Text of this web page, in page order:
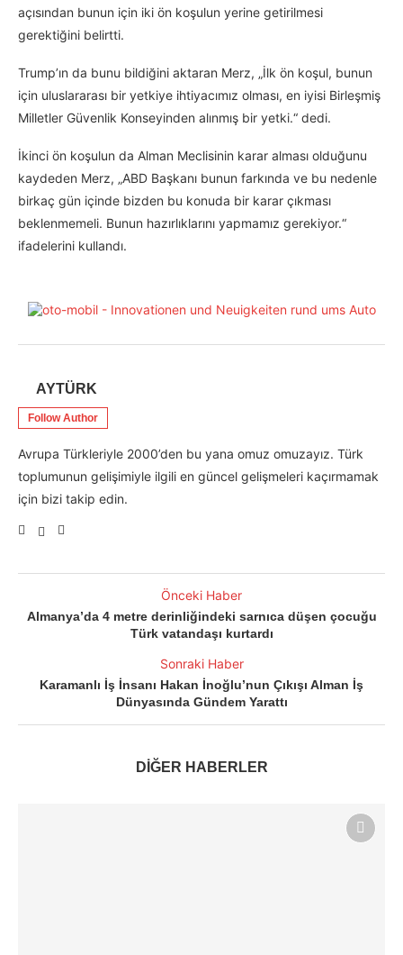
açısından bunun için iki ön koşulun yerine getirilmesi
gerektiğini belirtti.
Trump’ın da bunu bildiğini aktaran Merz, „İlk ön koşul, bunun
için uluslararası bir yetkiye ihtiyacımız olması, en iyisi Birleşmiş
Milletler Güvenlik Konseyinden alınmış bir yetki.“ dedi.
İkinci ön koşulun da Alman Meclisinin karar alması olduğunu
kaydeden Merz, „ABD Başkanı bunun farkında ve bu nedenle
birkaç gün içinde bizden bu konuda bir karar çıkması
beklenmemeli. Bunun hazırlıklarını yapmamız gerekiyor.“
ifadelerini kullandı.
AYTÜRK
Follow Author
Avrupa Türkleriyle 2000’den bu yana omuz omuzayız. Türk
toplumunun gelişimiyle ilgili en güncel gelişmeleri kaçırmamak
için bizi takip edin.
Önceki Haber
Almanya’da 4 metre derinliğindeki sarnıca düşen çocuğu
Türk vatandaşı kurtardı
Sonraki Haber
Karamanlı İş İnsanı Hakan İnoğlu’nun Çıkışı Alman İş
Dünyasında Gündem Yarattı
DİĞER HABERLER